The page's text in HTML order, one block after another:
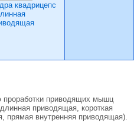
квадрицепс
проработки приводящих мышц
приводящая, короткая
прямая внутренняя приводящая).